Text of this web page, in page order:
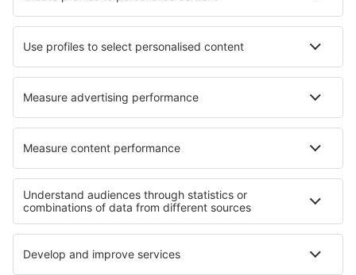
Hotels in Tobercurry Hotels in Baddi
Hotels in Beynac-et-Cazenac Hotels in Blois
Die besten Hotels - Regionen
Hotels in Apulien Hotels in Fleimstal Hotels in Italy - ski
Hotels in Livigno Hotels auf Sizilien
Hotels in Sofia (province) Hotels in Roztocze
Hotels in St. Lucia Hotels in Val-Cenis